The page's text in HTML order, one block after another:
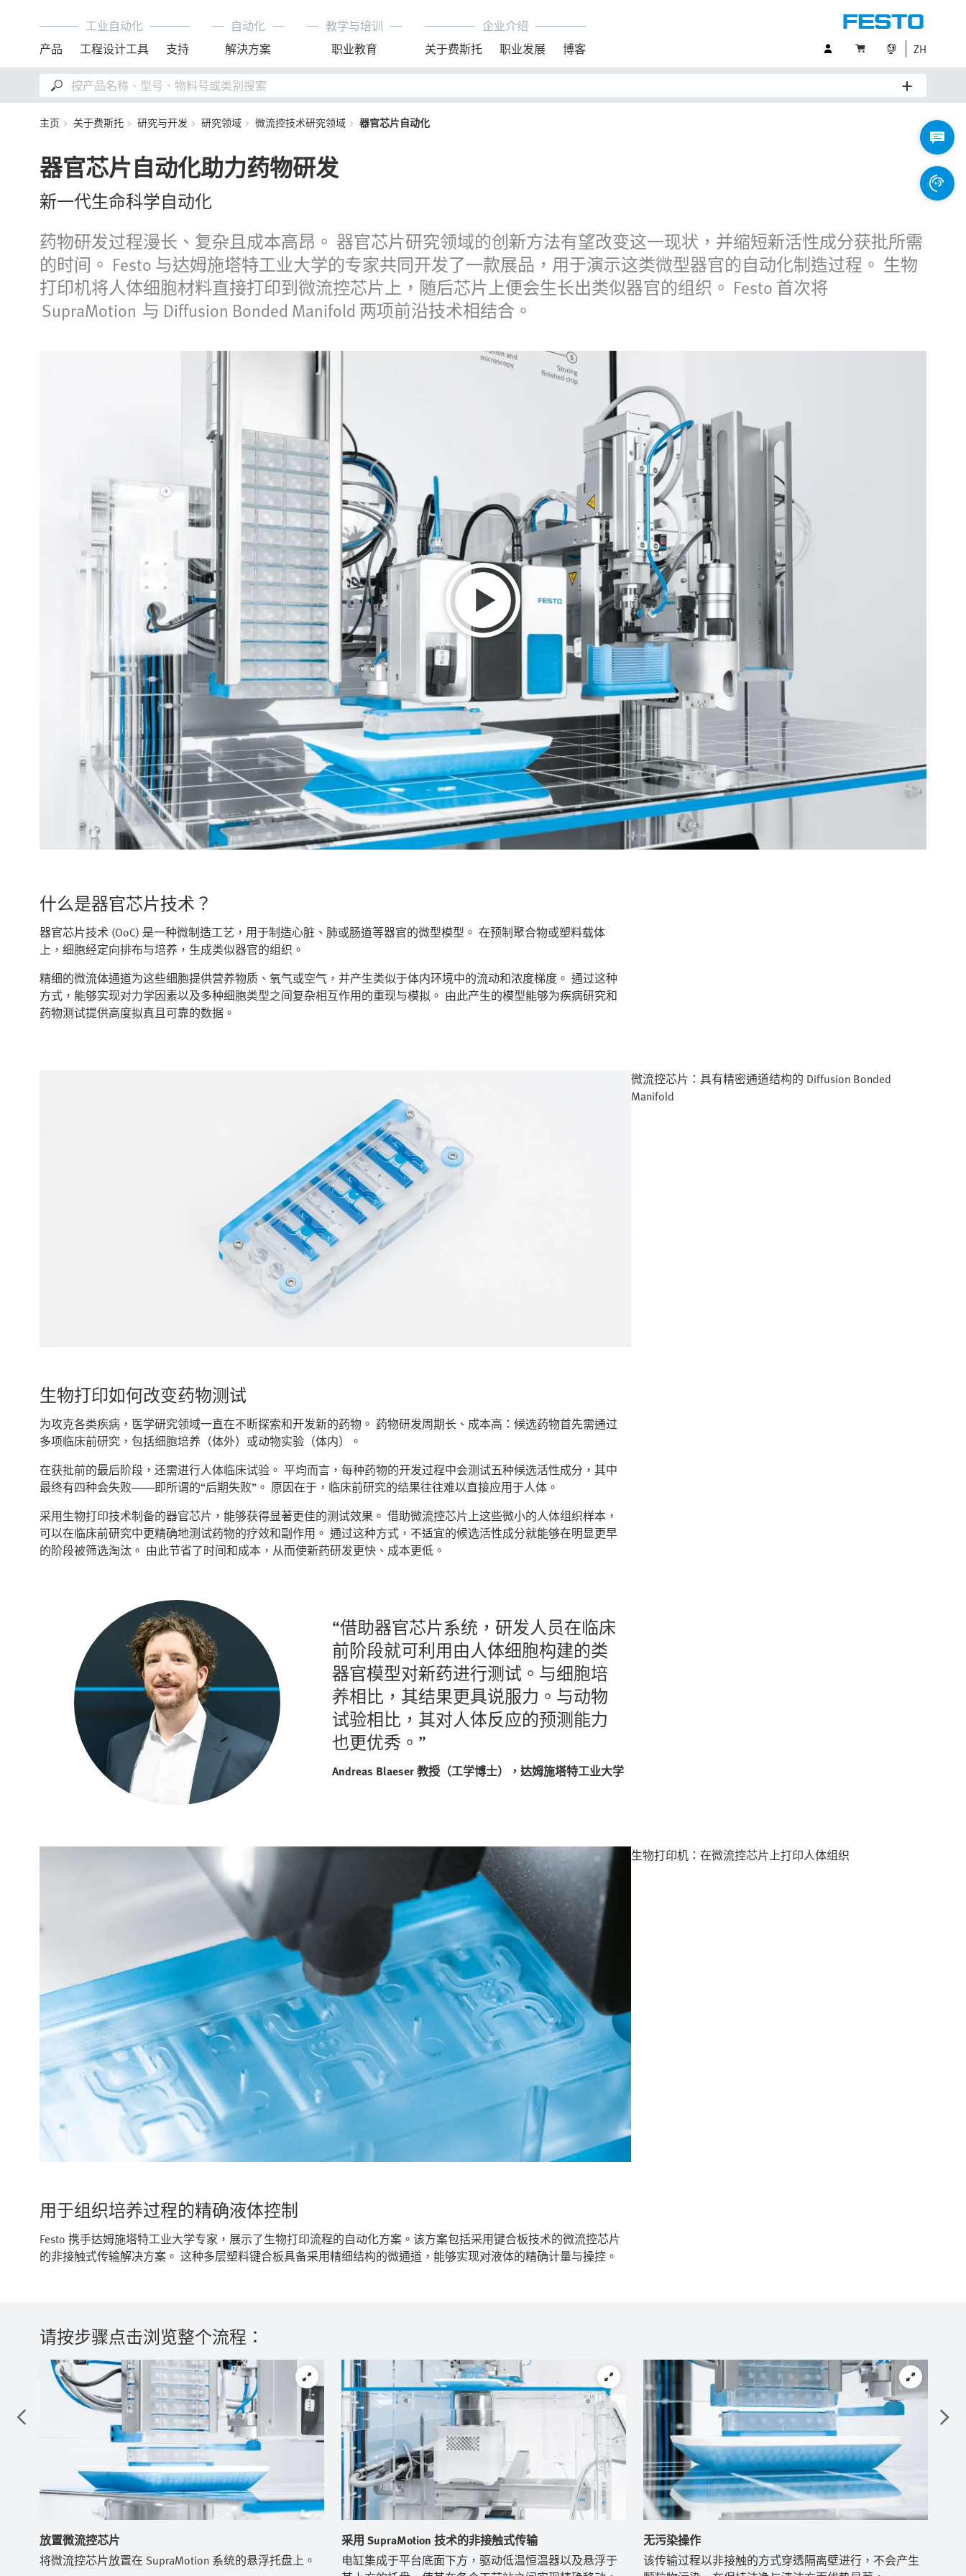
工业自动化
产品
工程设计工具 支持
自动化
解決方案
教学与培训
职业教育
企业介绍
关于费斯托
职业发展 博客 ZH
主页 关于费斯托 研究与开发 研究领域 微流控技术研究领域 器官芯片自动化
器官芯片自动化助力药物研发
新一代生命科学自动化
药物研发过程漫长、复杂且成本高昂。 器官芯片研究领域的创新方法有望改变这一现状，并缩短新活性成分获批所需
的时间。 Festo 与达姆施塔特工业大学的专家共同开发了一款展品，用于演示这类微型器官的自动化制造过程。 生物
打印机将人体细胞材料直接打印到微流控芯片上，随后芯片上便会生长出类似器官的组织。 Festo 首次将
SupraMotion 与 Diffusion Bonded Manifold 两项前沿技术相结合。
什么是器官芯片技术？
器官芯片技术 (OoC) 是一种微制造工艺，用于制造心脏、肺或肠道等器官的微型模型。 在预制聚合物或塑料载体
上，细胞经定向排布与培养，生成类似器官的组织。
精细的微流体通道为这些细胞提供营养物质、氧气或空气，并产生类似于体内环境中的流动和浓度梯度。 通过这种
方式，能够实现对力学因素以及多种细胞类型之间复杂相互作用的重现与模拟。 由此产生的模型能够为疾病研究和
药物测试提供高度拟真且可靠的数据。
微流控芯片：具有精密通道结构的 Diffusion Bonded
Manifold
生物打印如何改变药物测试
为攻克各类疾病，医学研究领域一直在不断探索和开发新的药物。 药物研发周期长、成本高：候选药物首先需通过
多项临床前研究，包括细胞培养（体外）或动物实验（体内）。
在获批前的最后阶段，还需进行人体临床试验。 平均而言，每种药物的开发过程中会测试五种候选活性成分，其中
最终有四种会失败——即所谓的“后期失败”。 原因在于，临床前研究的结果往往难以直接应用于人体。
采用生物打印技术制备的器官芯片，能够获得显著更佳的测试效果。 借助微流控芯片上这些微小的人体组织样本，
可以在临床前研究中更精确地测试药物的疗效和副作用。 通过这种方式，不适宜的候选活性成分就能够在明显更早
的阶段被筛选淘汰。 由此节省了时间和成本，从而使新药研发更快、成本更低。
“借助器官芯片系统，研发人员在临床
前阶段就可利用由人体细胞构建的类
器官模型对新药进行测试。与细胞培
养相比，其结果更具说服力。与动物
试验相比，其对人体反应的预测能力
也更优秀。”
Andreas Blaeser 教授（工学博士），达姆施塔特工业大学
生物打印机：在微流控芯片上打印人体组织
用于组织培养过程的精确液体控制
Festo 携手达姆施塔特工业大学专家，展示了生物打印流程的自动化方案。该方案包括采用键合板技术的微流控芯片
的非接触式传输解决方案。 这种多层塑料键合板具备采用精细结构的微通道，能够实现对液体的精确计量与操控。
请按步骤点击浏览整个流程：
放置微流控芯片
将微流控芯片放置在 SupraMotion 系统的悬浮托盘上。
采用 SupraMotion 技术的非接触式传输
电缸集成于平台底面下方，驱动低温恒温器以及悬浮于
无污染操作
该传输过程以非接触的方式穿透隔离壁进行，不会产生